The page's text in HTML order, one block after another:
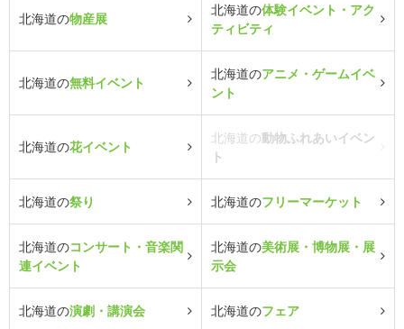
北海道の物産展
北海道の体験イベント・アク
ティビティ
北海道の無料イベント
北海道のアニメ・ゲームイベ
ント
北海道の花イベント
北海道の動物ふれあいイベン
ト
北海道の祭り 北海道のフリーマーケット
北海道のコンサート・音楽関
連イベント
北海道の美術展・博物展・展
示会
北海道の演劇・講演会 北海道のフェア